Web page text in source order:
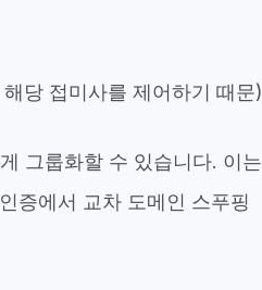
당 접미사를 제어하기 때문)
그룹화할 수 있습니다. 이는
증에서 교차 도메인 스푸핑